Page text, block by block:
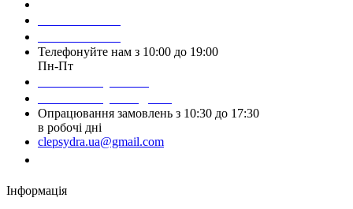
Телефонуйте нам з 10:00 до 19:00
Пн-Пт
Опрацювання замовлень з 10:30 до 17:30
в робочі дні
clepsydra.ua@gmail.com
Інформація